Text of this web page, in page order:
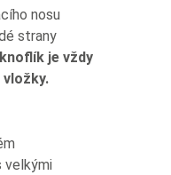
nosu
strany
je vždy
velkými